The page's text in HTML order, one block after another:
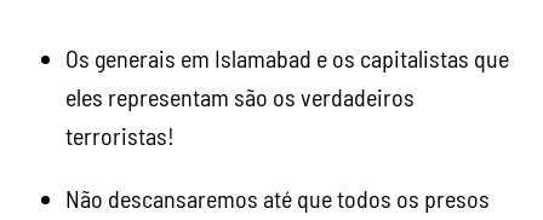
Os generais em Islamabad e os capitalistas que
eles representam são os verdadeiros
terroristas!
Não descansaremos até que todos os presos